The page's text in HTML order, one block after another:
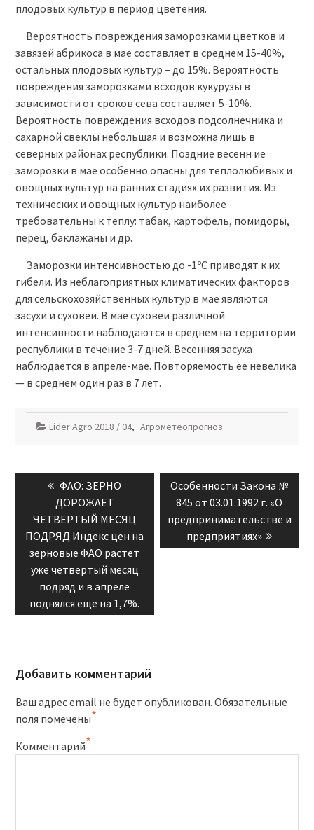
плодовых культур в период цветения.
Вероятность повреждения заморозками цветков и
завязей абрикоса в мае составляет в среднем 15-40%,
остальных плодовых культур – до 15%. Вероятность
повреждения заморозками всходов кукурузы в
зависимости от сроков сева составляет 5-10%.
Вероятность повреждения всходов подсолнечника и
сахарной свеклы небольшая и возможна лишь в
северных районах республики. Поздние весенн ие
заморозки в мае особенно опасны для теплолюбивых и
овощных культур на ранних стадиях их развития. Из
технических и овощных культур наиболее
требовательны к теплу: табак, картофель, помидоры,
перец, баклажаны и др.
Заморозки интенсивностью до -1ºС приводят к их
гибели. Из неблагоприятных климатических факторов
для сельскохозяйственных культур в мае являются
засухи и суховеи. В мае суховеи различной
интенсивности наблюдаются в среднем на территории
республики в течение 3-7 дней. Весенняя засуха
наблюдается в апреле-мае. Повторяемость ее невелика
— в среднем один раз в 7 лет.
Lider Agro 2018 / 04, Агрометеопрогноз
Навигация
записям
Previous
post:
ФАО: ЗЕРНО
ДОРОЖАЕТ
ЧЕТВЕРТЫЙ МЕСЯЦ
ПОДРЯД Индекс цен на
зерновые ФАО растет
уже четвертый месяц
подряд и в апреле
поднялся еще на 1,7%.
Next
post:
Особенности Закона №
845 от 03.01.1992 г. «О
предпринимательстве и
предприятиях»
Добавить комментарий
Ваш адрес email не будет опубликован. Обязательные
поля помечены*
Комментарий*